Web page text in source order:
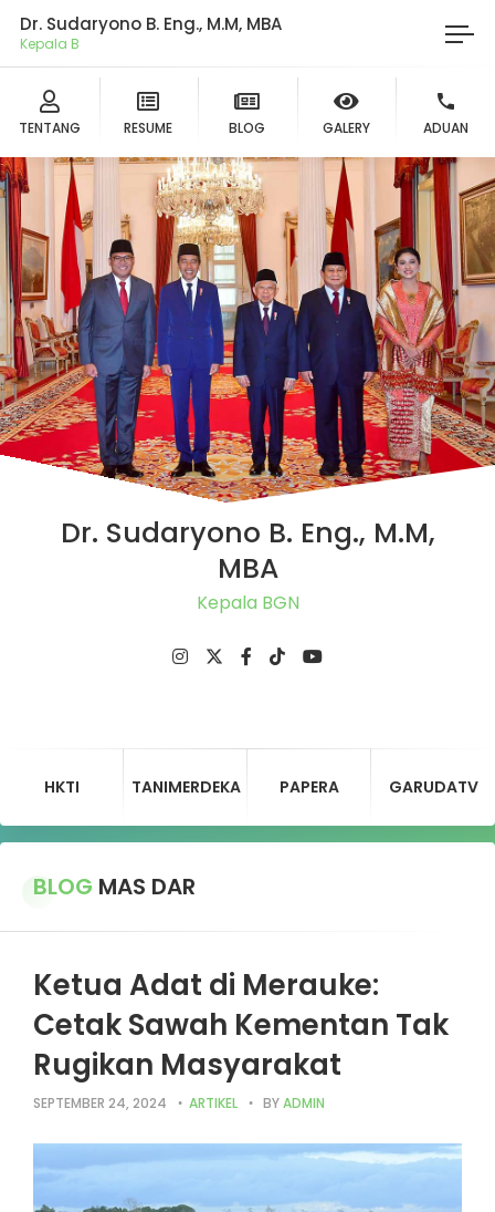
Dr. Sudaryono B. Eng., M.M, MBA
Ket
TENTANG RESUME BLOG GALERY ADUAN
Dr. Sudaryono B. Eng., M.M,
MBA
Ket
HKTI TANIMERDEKA PAPERA GARUDATV
BLOG MAS DAR
Ketua Adat di Merauke:
Cetak Sawah Kementan Tak
Rugikan Masyarakat
SEPTEMBER 24, 2024 ARTIKEL BYADMIN